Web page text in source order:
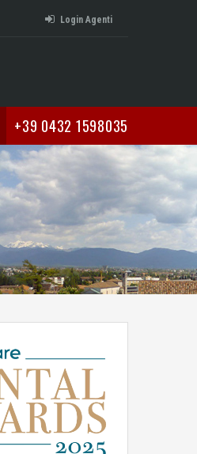
Login Agenti
+39 0432 1598035